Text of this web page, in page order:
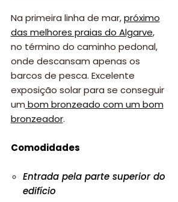
Na primeira linha de mar,próximo
das melhores praias do Algarve,
no término do caminho pedonal,
onde descansam apenas os
barcos de pesca. Excelente
exposição solar para se conseguir
um bom bronzeado com um bom
bronzeador.
Comodidades
Entrada pela parte superior do
edifício